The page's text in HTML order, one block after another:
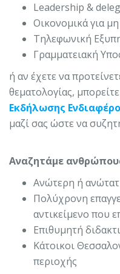
Leadership &
Οικονομικά για
Τηλεφωνική
Γραμματειακή
ή αν έχετε να
θεματολογίας,
Εκδήλωσης
μαζί σας ώστε να
Αναζητάμε
Ανώτερη ή
Πολύχρονη
αντικείμενο που
Επιθυμητή
Κάτοικοι
περιοχής